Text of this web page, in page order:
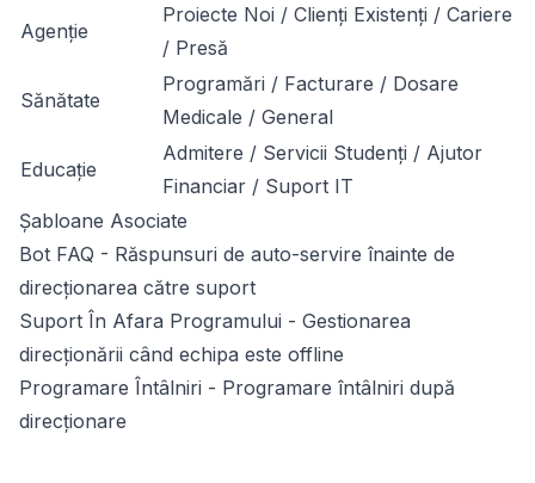
Agenție
Proiecte Noi / Clienți Existenți / Cariere
/ Presă
Sănătate
Programări / Facturare / Dosare
Medicale / General
Educație
Admitere / Servicii Studenți / Ajutor
Financiar / Suport IT
Șabloane Asociate
Bot FAQ - Răspunsuri de auto-servire înainte de
direcționarea către suport
Suport În Afara Programului - Gestionarea
direcționării când echipa este offline
Programare Întâlniri - Programare întâlniri după
direcționare